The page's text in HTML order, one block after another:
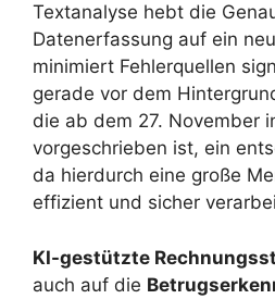
Textanalyse hebt die
Datenerfassung auf ein
minimiert Fehlerquellen
gerade vor dem
die ab dem 27. November
vorgeschrieben ist, ein
da hierdurch eine große
effizient und sicher
KI-gestützte
auch auf die